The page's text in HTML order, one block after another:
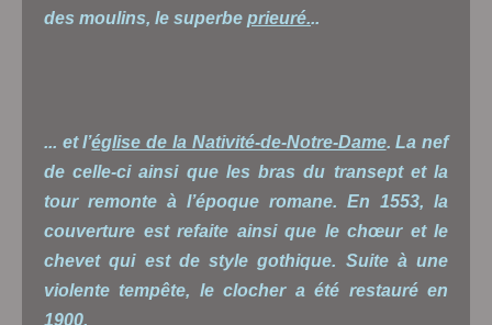
des moulins, le superbe prieuré...
... et l’église de la Nativité-de-Notre-Dame. La nef
de celle-ci ainsi que les bras du transept et la
tour remonte à l’époque romane. En 1553, la
couverture est refaite ainsi que le chœur et le
chevet qui est de style gothique. Suite à une
violente tempête, le clocher a été restauré en
1900.